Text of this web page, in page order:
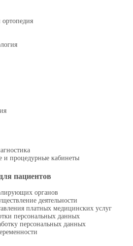
ортопедия
и процедурные кабинеты
пациентов
органов
деятельности
платных медицинских услуг
персональных данных
персональных данных